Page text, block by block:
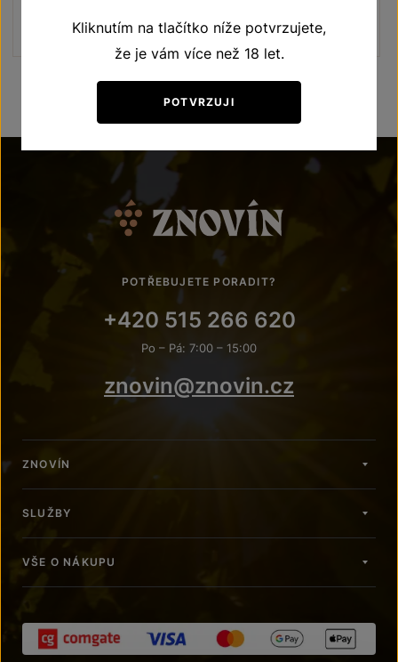
pozdní sběr 2018
Šarže 8405
POTŘEBUJETE PORADIT?
+420 515 266 620
Po – Pá: 7:00 – 15:00
znovin@znovin.cz
ZNOVÍN
SLUŽBY
VŠE O NÁKUPU
Kliknutím na tlačítko níže potvrzujete,
že je vám více než 18 let.
POTVRZUJI